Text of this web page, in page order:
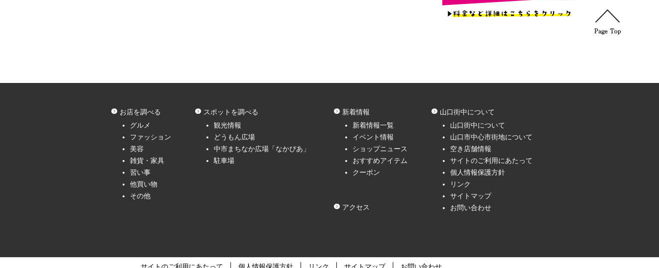
お店を調べる
グルメ
ファッション
美容
雑貨・家具
習い事
他買い物
その他
スポットを調べる
観光情報
どうもん広場
中市まちなか広場「なかぴあ」
駐車場
新着情報
新着情報一覧
イベント情報
ショップニュース
おすすめアイテム
クーポン
アクセス
山口街中について
山口街中について
山口市中心市街地について
空き店舗情報
サイトのご利用にあたって
個人情報保護方針
リンク
サイトマップ
お問い合わせ